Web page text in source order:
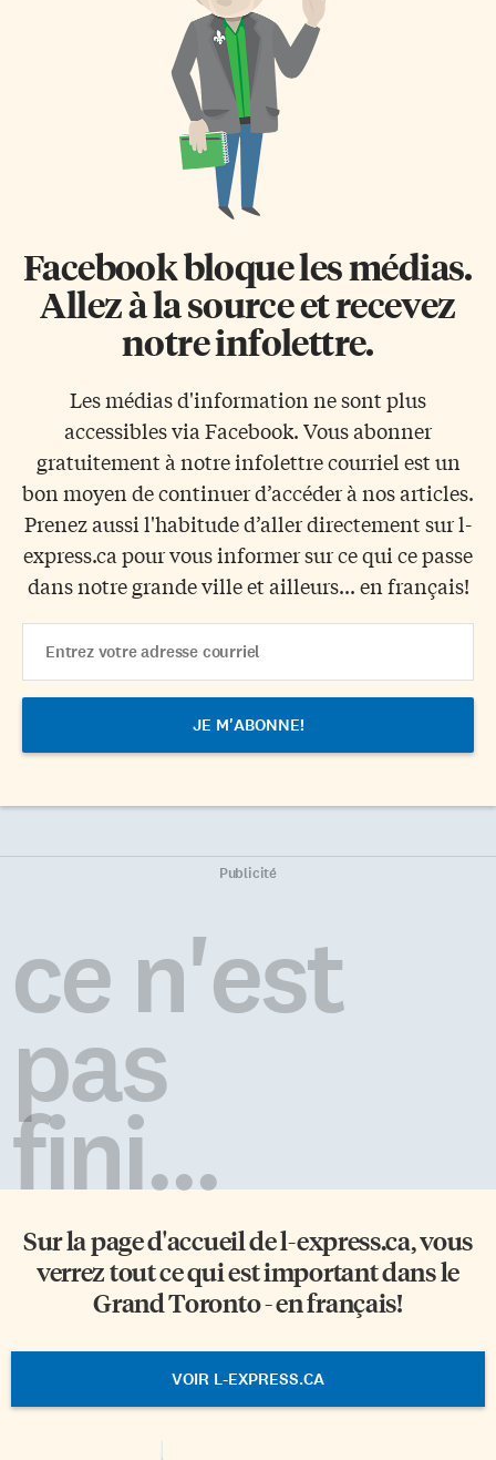
Facebook bloque les médias.
Allez à la source et recevez
notre infolettre.
Les médias d'information ne sont plus
accessibles via Facebook. Vous abonner
gratuitement à notre infolettre courriel est un
bon moyen de continuer d’accéder à nos articles.
Prenez aussi l'habitude d’aller directement sur l-
express.ca pour vous informer sur ce qui ce passe
dans notre grande ville et ailleurs... en français!
Address
Publicité
ce n'est
pas
fini...
Sur la page d'accueil del-express.ca, vous
verrez tout ce qui est important dans le
Grand Toronto - en français!
VOIR L-EXPRESS.CA